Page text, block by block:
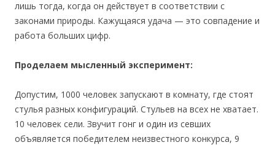
лишь тогда, когда он действует в соответствии с
законами природы. Кажущаяся удача — это совпадение и
работа больших цифр.
Проделаем мысленный эксперимент:
Допустим, 1000 человек запускают в комнату, где стоят
стулья разных конфигураций. Стульев на всех не хватает.
10 человек сели. Звучит гонг и один из севших
объявляется победителем неизвестного конкурса, 9